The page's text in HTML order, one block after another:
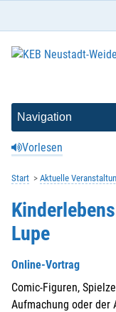
Vorlesen
Start Aktuelle
Lupe
Online-Vortrag
Comic-Figuren,
Aufmachung oder der